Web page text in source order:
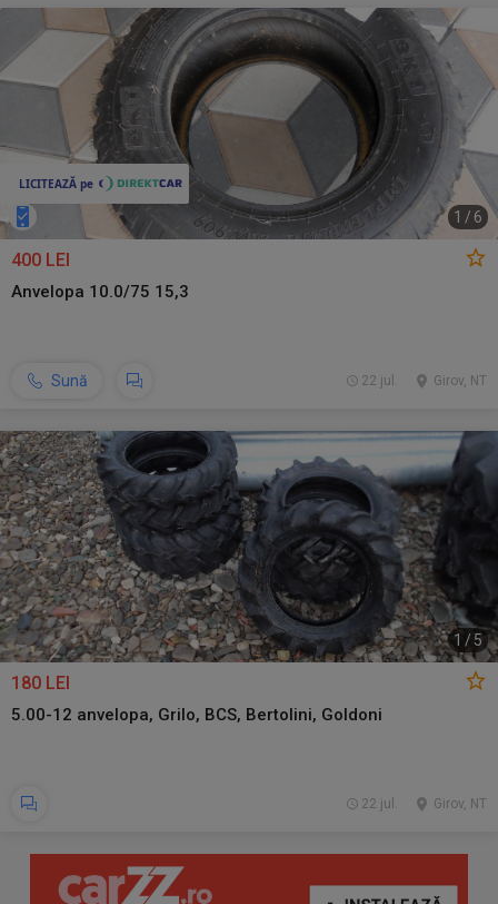
1 / 6
400 LEI
Anvelopa 10.0/75 15,3
Sună Girov, NT
22 jul.
1 / 5
180 LEI
5.00-12 anvelopa, Grilo, BCS, Bertolini, Goldoni
Girov, NT
22 jul.